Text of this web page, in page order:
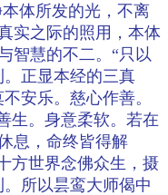
体所发的光，不离
实之际的照用，本体
智慧的不二。“只以
正显本经的三真
安乐。慈心作善。
生。身意柔软。若在
息，命终皆得解
方世界念佛众生，摄
所以昙鸾大师偈中